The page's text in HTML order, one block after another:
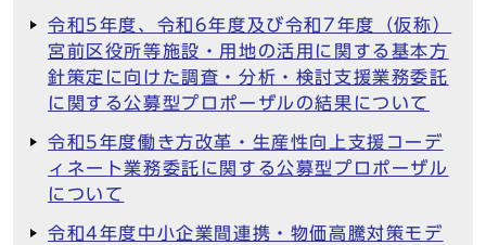
令和5年度、令和6年度及び令和7年度（仮称）
宮前区役所等施設・用地の活用に関する基本方
針策定に向けた調査・分析・検討支援業務委託
に関する公募型プロポーザルの結果について
令和5年度働き方改革・生産性向上支援コーデ
ィネート業務委託に関する公募型プロポーザル
について
令和4年度中小企業間連携・物価高騰対策モデ